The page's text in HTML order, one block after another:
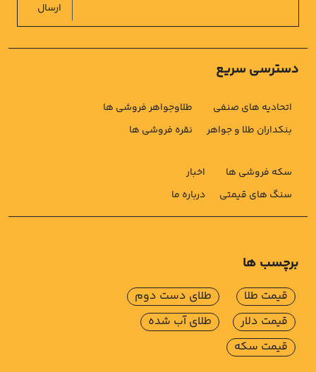
دسترسی سریع
اتحادیه های صنفی
بنکداران طلا و جواهر
طلاوجواهر فروشی ها
نقره فروشی ها
سکه فروشی ها
سنگ های قیمتی
اخبار
درباره ما
ارسال
برچسب ها
قیمت طلا
قیمت دلار
قیمت سکه
طلای دست دوم
طلای آب شده